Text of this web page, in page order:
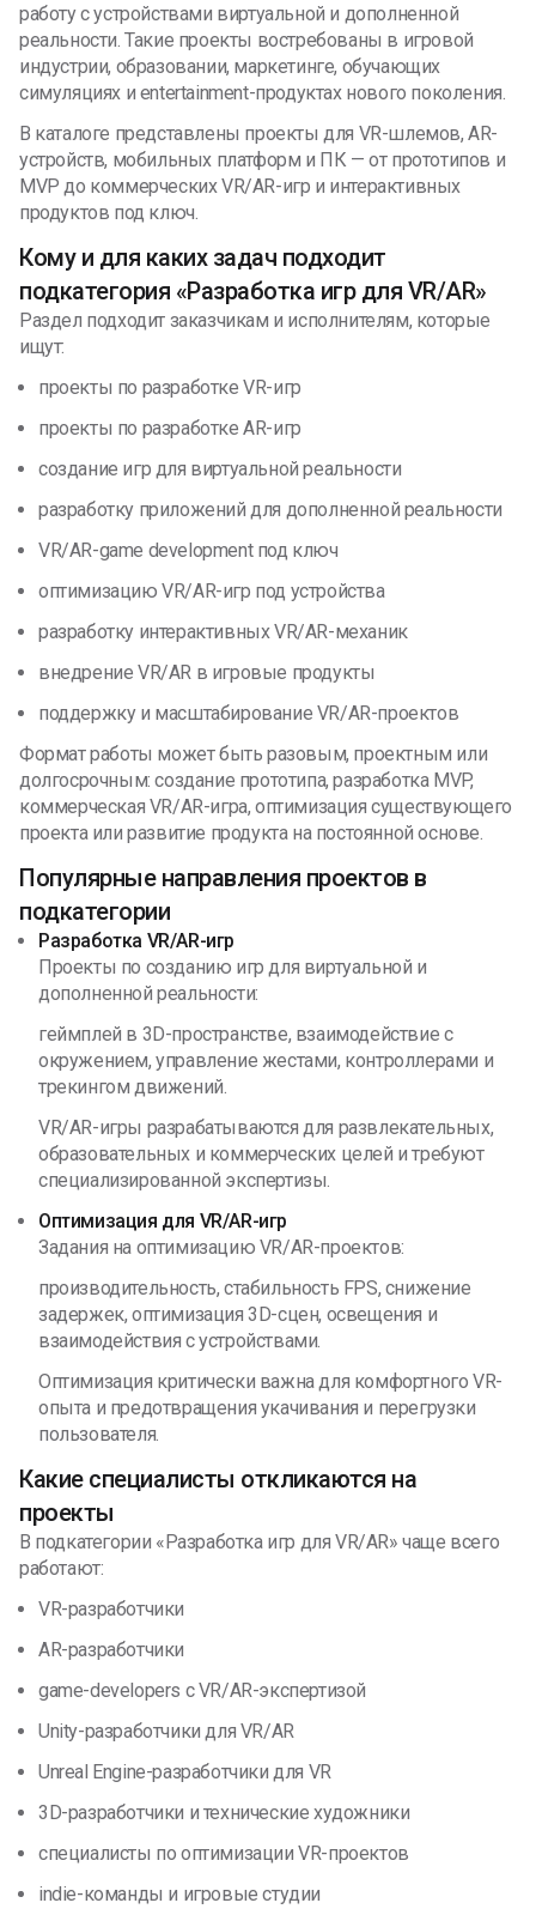
работу с устройствами виртуальной и дополненной
реальности. Такие проекты востребованы в игровой
индустрии, образовании, маркетинге, обучающих
симуляциях и entertainment-продуктах нового поколения.
В каталоге представлены проекты для VR-шлемов, AR-
устройств, мобильных платформ и ПК — от прототипов и
MVP до коммерческих VR/AR-игр и интерактивных
продуктов под ключ.
Кому и для каких задач подходит
подкатегория «Разработка игр для VR/AR»
Раздел подходит заказчикам и исполнителям, которые
ищут:
проекты по разработке VR-игр
проекты по разработке AR-игр
создание игр для виртуальной реальности
разработку приложений для дополненной реальности
VR/AR-game development под ключ
оптимизацию VR/AR-игр под устройства
разработку интерактивных VR/AR-механик
внедрение VR/AR в игровые продукты
поддержку и масштабирование VR/AR-проектов
Формат работы может быть разовым, проектным или
долгосрочным: создание прототипа, разработка MVP,
коммерческая VR/AR-игра, оптимизация существующего
проекта или развитие продукта на постоянной основе.
Популярные направления проектов в
подкатегории
Разработка VR/AR-игр
Проекты по созданию игр для виртуальной и
дополненной реальности:
геймплей в 3D-пространстве, взаимодействие с
окружением, управление жестами, контроллерами и
трекингом движений.
VR/AR-игры разрабатываются для развлекательных,
образовательных и коммерческих целей и требуют
специализированной экспертизы.
Оптимизация для VR/AR-игр
Задания на оптимизацию VR/AR-проектов:
производительность, стабильность FPS, снижение
задержек, оптимизация 3D-сцен, освещения и
взаимодействия с устройствами.
Оптимизация критически важна для комфортного VR-
опыта и предотвращения укачивания и перегрузки
пользователя.
Какие специалисты откликаются на
проекты
В подкатегории «Разработка игр для VR/AR» чаще всего
работают:
VR-разработчики
AR-разработчики
game-developers с VR/AR-экспертизой
Unity-разработчики для VR/AR
Unreal Engine-разработчики для VR
3D-разработчики и технические художники
специалисты по оптимизации VR-проектов
indie-команды и игровые студии